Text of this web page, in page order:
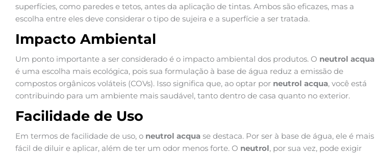
superfícies, como paredes e tetos, antes da aplicação de tintas. Ambos são eficazes, mas a
escolha entre eles deve considerar o tipo de sujeira e a superfície a ser tratada.
Impacto Ambiental
Um ponto importante a ser considerado é o impacto ambiental dos produtos. O neutrol acqua
é uma escolha mais ecológica, pois sua formulação à base de água reduz a emissão de
compostos orgânicos voláteis (COVs). Isso significa que, ao optar por neutrol acqua, você está
contribuindo para um ambiente mais saudável, tanto dentro de casa quanto no exterior.
Facilidade de Uso
Em termos de facilidade de uso, o neutrol acqua se destaca. Por ser à base de água, ele é mais
fácil de diluir e aplicar, além de ter um odor menos forte. O neutrol, por sua vez, pode exigir